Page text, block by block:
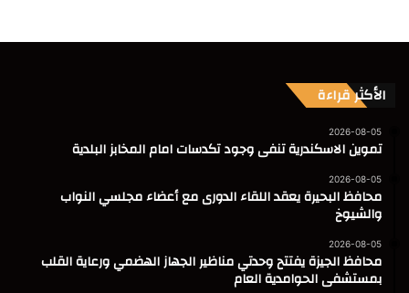
الأكثر قراءة
2026-08-05
تموين الاسكندرية تنفى وجود تكدسات امام المخابز البلدية
2026-08-05
محافظ البحيرة يعقد اللقاء الدورى مع أعضاء مجلسي النواب
والشيوخ
2026-08-05
محافظ الجيزة يفتتح وحدتي مناظير الجهاز الهضمي ورعاية القلب
بمستشفى الحوامدية العام